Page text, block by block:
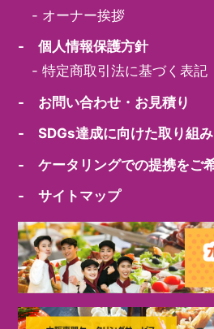
- オーナー挨拶
- 個人情報保護方針
-特定商取引法に基づく表記
- お問い合わせ・お見積り
- SDGs達成に向けた取り組み
- ケータリングでの提携をご
- サイトマップ